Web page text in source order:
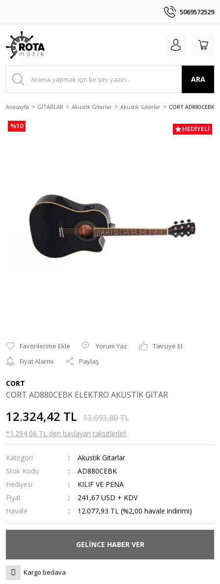
5069572529
ARA
Anasayfa GİTARLAR Akustik Gitarlar Akustik Gitarlar CORT AD880CEBK
%10 HEDİYELİ
Yorum Yaz
Tavsiye Et
Fiyat Alarmı
Paylaş
CORT
CORT AD880CEBK ELEKTRO AKUSTİK GİTAR
12.324,42 TL 13.693,80 TL
*1.294,06 TL den başlayan taksitlerle!!
Kategori
Akustik Gitarlar
Stok Kodu
AD880CEBK
Hediyesi
KILIF VE PENA
Fiyat
241,67 USD + KDV
Havale
12.077,93 TL (%2,00 havale indirimi)
GELİNCE HABER VER
Kargo bedava